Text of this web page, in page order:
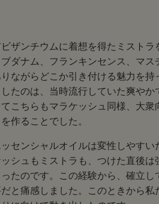
ザンチウムに着想を得たミスト
ダナム、フランキンセンス、マ
ながらどこか引き付ける魅力を
たのは、当時流行していた爽や
こちらもマラケッシュ同様、大
作ることでした。
センシャルオイルは変性しやす
シュもミストラも、つけた直後
たのです。この経験から、確立
と痛感しました。このときから